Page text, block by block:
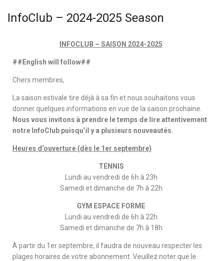
InfoClub – 2024-2025 Season
INFOCLUB – SAISON 2024-2025
##English will follow##
Chers membres,
La saison estivale tire déjà à sa fin et nous souhaitons vous
donner quelques informations en vue de la saison prochaine.
Nous vous invitons à prendre le temps de lire attentivement
notre InfoClub puisqu’il y a plusieurs nouveautés.
Heures d’ouverture (dès le 1er septembre)
TENNIS
Lundi au vendredi de 6h à 23h
Samedi et dimanche de 7h à 22h
GYM ESPACE FORME
Lundi au vendredi de 6h à 22h
Samedi et dimanche de 7h à 18h
À partir du 1er septembre, il faudra de nouveau respecter les
plages horaires de votre abonnement. Veuillez noter que le